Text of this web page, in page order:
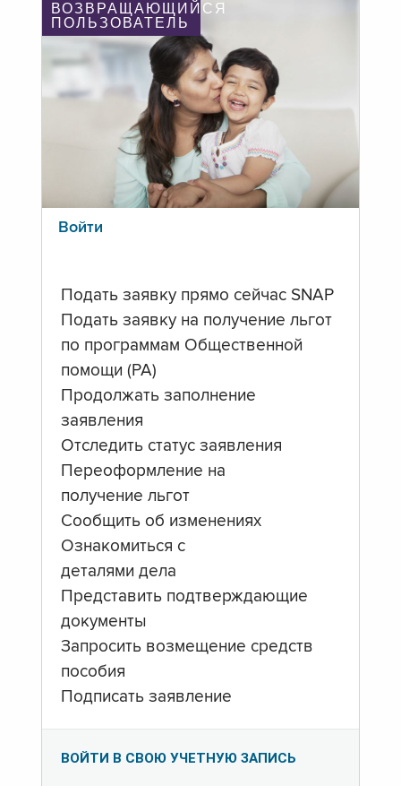
ВОЗВРАЩАЮЩИЙСЯ
ПОЛЬЗОВАТЕЛЬ
Войти
Подать заявку прямо сейчас SNAP
Подать заявку на получение льгот
по программам Общественной
помощи (PA)
Продолжать заполнение
заявления
Отследить статус заявления
Переоформление на
получение льгот
Сообщить об изменениях
Ознакомиться с
деталями дела
Представить подтверждающие
документы
Запросить возмещение средств
пособия
Подписать заявление
ВОЙТИ В СВОЮ УЧЕТНУЮ ЗАПИСЬ